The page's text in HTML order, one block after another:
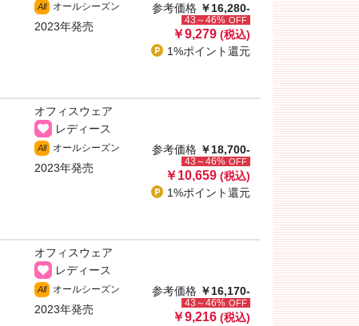
All オールシーズン
2023年発売
参考価格 ￥16,280-
43～46% OFF
￥9,279 (税込)
1%ポイント還元
オフィスウェア
レディース
All オールシーズン
2023年発売
参考価格 ￥18,700-
43～46% OFF
￥10,659 (税込)
1%ポイント還元
オフィスウェア
レディース
All オールシーズン
2023年発売
参考価格 ￥16,170-
43～46% OFF
￥9,216 (税込)